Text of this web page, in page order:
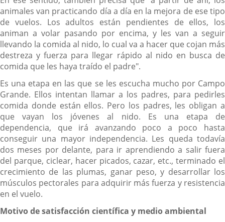
animales van practicando día a día en la mejora de ese tipo
de vuelos. Los adultos están pendientes de ellos, los
animan a volar pasando por encima, y les van a seguir
llevando la comida al nido, lo cual va a hacer que cojan más
destreza y fuerza para llegar rápido al nido en busca de
comida que les haya traído el padre".
Es una etapa en las que se les escucha mucho por Campo
Grande. Ellos intentan llamar a los padres, para pedirles
comida donde están ellos. Pero los padres, les obligan a
que vayan los jóvenes al nido. Es una etapa de
dependencia, que irá avanzando poco a poco hasta
conseguir una mayor independencia. Les queda todavía
dos meses por delante, para ir aprendiendo a salir fuera
del parque, ciclear, hacer picados, cazar, etc., terminado el
crecimiento de las plumas, ganar peso, y desarrollar los
músculos pectorales para adquirir más fuerza y resistencia
en el vuelo.
Motivo de satisfacción científica y medio ambiental